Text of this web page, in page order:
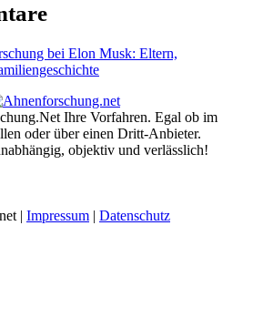
bei Elon Musk: Eltern,
Ihre Vorfahren. Egal ob im
oder über einen Dritt-Anbieter.
objektiv und verlässlich!
| Impressum | Datenschutz